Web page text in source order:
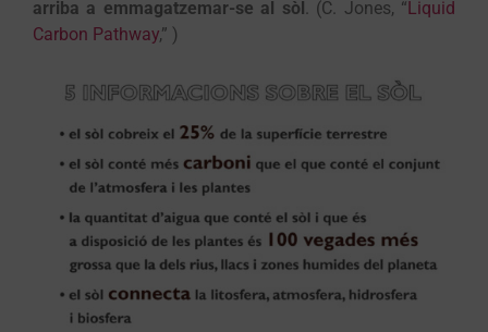
arriba a emmagatzemar-se al sòl . (C. Jones, “ Liquid
Carbon Pathway,” )